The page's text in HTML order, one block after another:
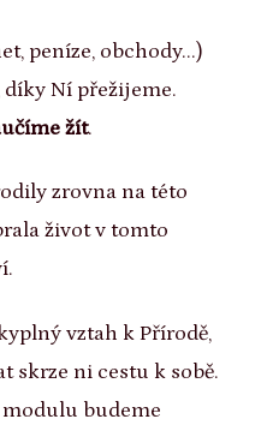
peníze, obchody...)
díky Ní přežijeme.
žít.
zrovna na této
život v tomto
vztah k Přírodě,
skrze ni cestu k sobě.
budeme